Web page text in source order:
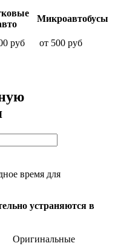
Микроавтобусы
руб от 500 руб
время для
устраняются в
Оригинальные